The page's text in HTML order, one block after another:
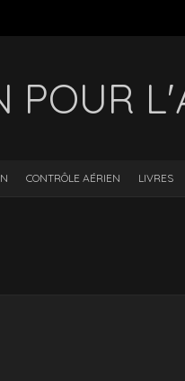
POUR
CONTRÔLE AÉRIEN LIVRES